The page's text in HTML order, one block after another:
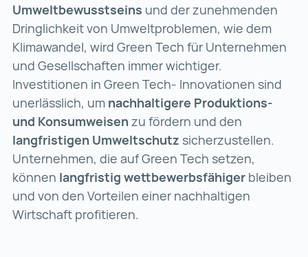
Umweltbewusstseins und der zunehmenden
Dringlichkeit von Umweltproblemen, wie dem
Klimawandel, wird Green Tech für Unternehmen
und Gesellschaften immer wichtiger.
Investitionen in Green Tech- Innovationen sind
unerlässlich, um nachhaltigere Produktions-
und Konsumweisenzu fördern und den
langfristigen Umweltschutz sicherzustellen.
Unternehmen, die auf Green Tech setzen,
können langfristig wettbewerbsfähiger bleiben
und von den Vorteilen einer nachhaltigen
Wirtschaft profitieren.